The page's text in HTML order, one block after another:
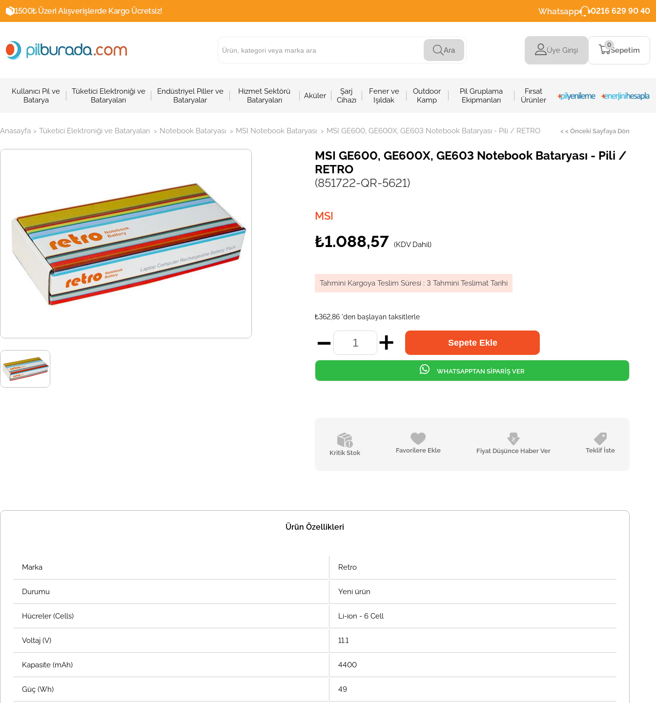
1500₺ Üzeri Alışverişlerde Kargo Ücretsiz! Whatsapp 0216 629 90 40
Ara Üye Girişi Sepetim
0
Kullanıcı Pil ve
Batarya
Tüketici Elektroniği ve
Bataryaları
Endüstriyel Piller ve
Bataryalar
Hizmet Sektörü
Bataryaları
Aküler
Şarj
Cihazı
Fener ve
Işıldak
Outdoor
Kamp
Pil Gruplama
Ekipmanları
Fırsat
Ürünler
Anasayfa > Tüketici Elektroniği ve Bataryaları > Notebook Bataryası > MSI Notebook Bataryası > MSI GE600, GE600X, GE603 Notebook Bataryası - Pili / RETRO < < Önceki Sayfaya Dön
MSI GE600, GE600X, GE603 Notebook Bataryası - Pili /
RETRO
(851722-QR-5621)
MSI
₺1.088,57 (KDV Dahil)
Tahmini Kargoya Teslim Süresi : 3 Tahmini Teslimat Tarihi
₺362,86 'den başlayan taksitlerle
Kritik Stok Favorilere Ekle Fiyat Düşünce Haber Ver Teklif İste
WHATSAPPTAN SİPARİŞ VER
Ürün Özellikleri
Marka Retro
Durumu Yeni ürün
Hücreler (Cells) Li-ion - 6 Cell
Voltaj (V) 11.1
Kapasite (mAh) 4400
Güç (Wh) 49